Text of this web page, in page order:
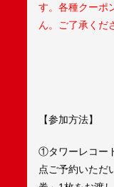
す。各種クーポ
ん。ご了承くだ
【参加方法】
①タワーレコー
点ご予約いただ